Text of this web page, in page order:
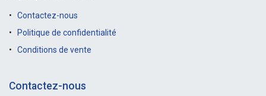
Contactez-nous
Politique de confidentialité
Conditions de vente
Contactez-nous